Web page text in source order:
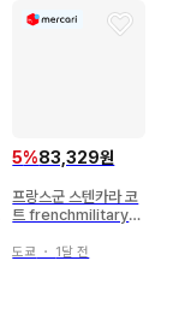
있음
수해 드립니다.
주시기 바랍니다.
5%83,329원
프랑스군 스텐카라 코
트 frenchmilitary
도쿄 ・ 1달 전